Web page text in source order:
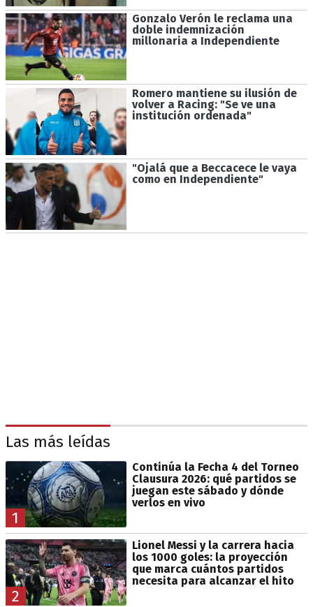
Gonzalo Verón le reclama una
doble indemnización
millonaria a Independiente
Romero mantiene su ilusión de
volver a Racing: "Se ve una
institución ordenada"
"Ojalá que a Beccacece le vaya
como en Independiente"
Las más leídas
1
Continúa la Fecha 4 del Torneo
Clausura 2026: qué partidos se
juegan este sábado y dónde
verlos en vivo
2
Lionel Messi y la carrera hacia
los 1000 goles: la proyección
que marca cuántos partidos
necesita para alcanzar el hito